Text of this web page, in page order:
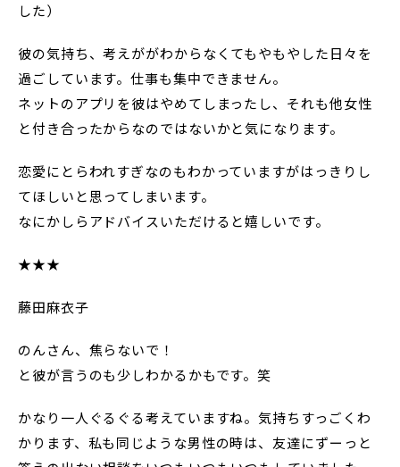
した）
彼の気持ち、考えががわからなくてもやもやした日々を
過ごしています。仕事も集中できません。
ネットのアプリを彼はやめてしまったし、それも他女性
と付き合ったからなのではないかと気になります。
恋愛にとらわれすぎなのもわかっていますがはっきりし
てほしいと思ってしまいます。
なにかしらアドバイスいただけると嬉しいです。
★★★
藤田麻衣子
のんさん、焦らないで！
と彼が言うのも少しわかるかもです。笑
かなり一人ぐるぐる考えていますね。気持ちすっごくわ
かります、私も同じような男性の時は、友達にずーっと